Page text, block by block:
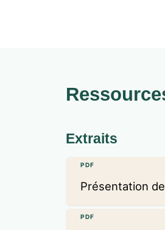
Extraits
PDF
Présentation
PDF